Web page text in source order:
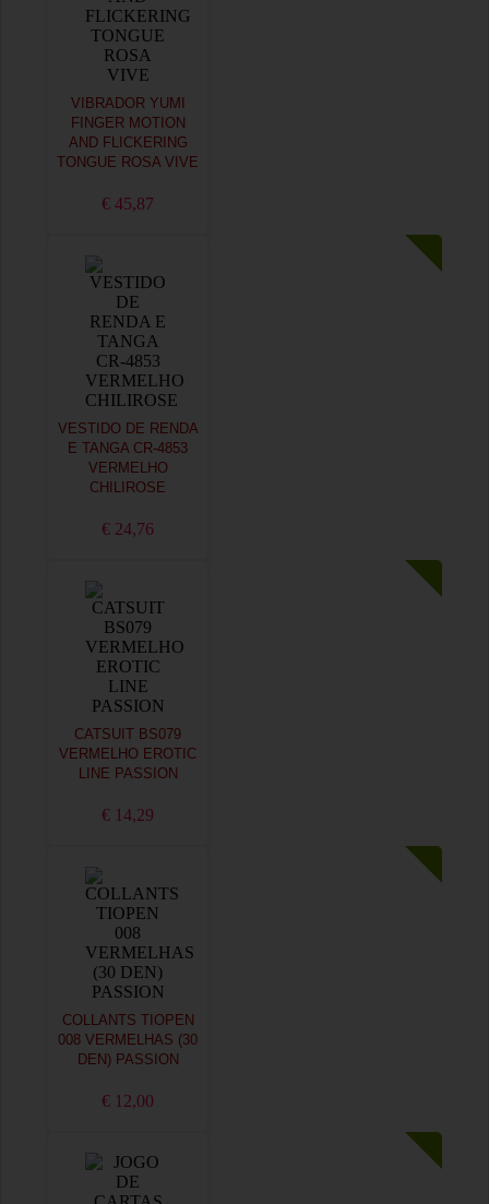
VIBRADOR YUMI
FINGER MOTION
AND FLICKERING
TONGUE ROSA VIVE
€ 45,87
VESTIDO DE RENDA
E TANGA CR-4853
VERMELHO
CHILIROSE
€ 24,76
CATSUIT BS079
VERMELHO EROTIC
LINE PASSION
€ 14,29
COLLANTS TIOPEN
008 VERMELHAS (30
DEN) PASSION
€ 12,00